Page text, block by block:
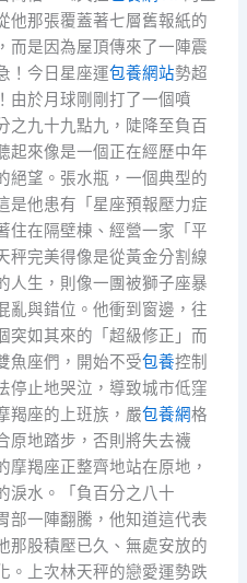
他那張覆蓋著七層舊報紙的
而是因為屋頂傳來了一陣震
！今日星座運包養網站勢超
由於月球剛剛打了一個噴
之九十九點九，陡降至負百
起來像是一個正在經歷中年
絕望。張水瓶，一個典型的
是他患有「星座預報壓力症
住在隔壁棟、經營一家「平
秤完美得像是從黃金分割線
人生，則像一團被獅子座暴
亂與錯位。他衝到窗邊，往
突如其來的「超級修正」而
魚座們，開始不受包養控制
停止地哭泣，導致城市低窪
羯座的上班族，嚴包養網格
原地踏步，否則將失去襪
羯座正整齊地站在原地，
淚水。「負百分之八十
部一陣翻騰，他知道這代表
那股積壓已久、無處安放的
。上次林天秤的戀愛運勢跌